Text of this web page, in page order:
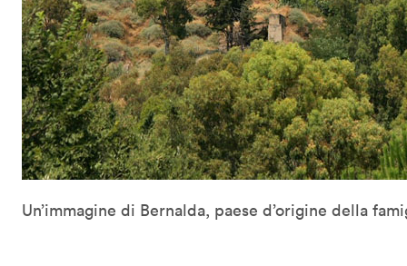
Un’immagine di Bernalda, paese d’origine della